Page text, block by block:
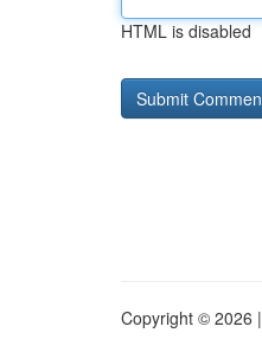
HTML is disabled
Copyright © 2026 |